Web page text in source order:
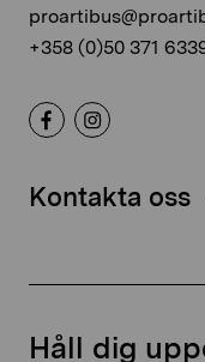
+358 (0)50 371
Kontakta oss
Håll dig